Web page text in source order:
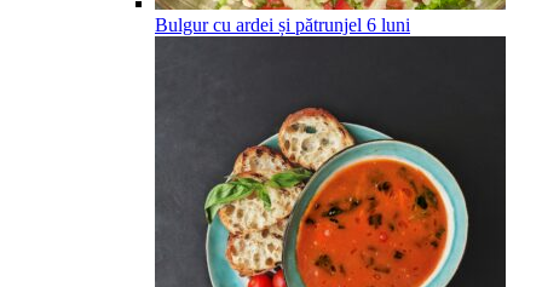
Bulgur cu ardei și pătrunjel 6 luni